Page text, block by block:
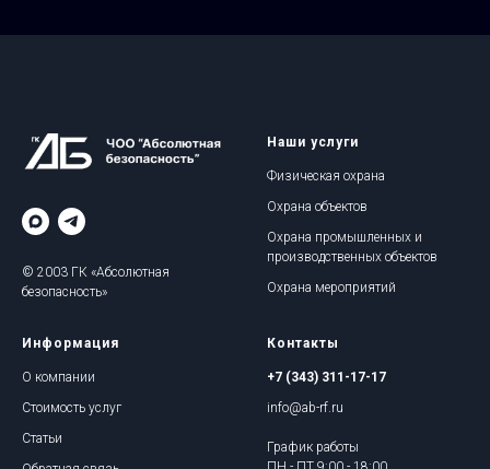
© 2003 ГК «Абсолютная
безопасность»
Наши услуги
Физическая охрана
Охрана объектов
Охрана промышленных и
производственных объектов
Охрана мероприятий
Информация
О компании
Стоимость услуг
Статьи
Контакты
+7 (343) 311-17-17
info@ab-rf.ru
График работы